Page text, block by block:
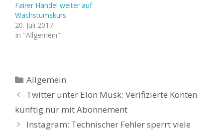
Fairer Handel weiter auf
Wachstumskurs
20. Juli 2017
In "Allgemein"
Kategorien
Allgemein
Twitter unter Elon Musk: Verifizierte Konten
künftig nur mit Abonnement
Instagram: Technischer Fehler sperrt viele